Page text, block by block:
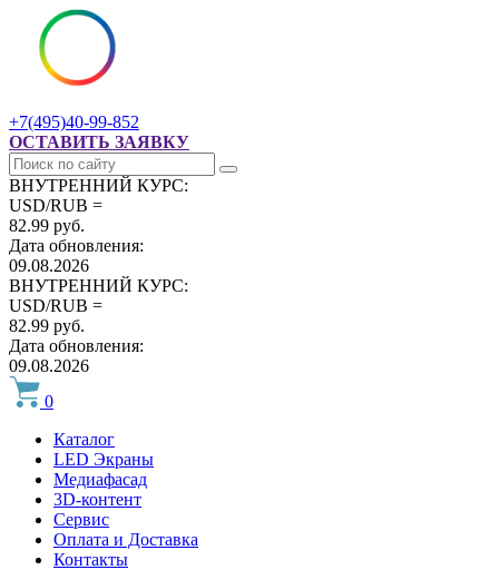
+7(495)40-99-852
ОСТАВИТЬ ЗАЯВКУ
ВНУТРЕННИЙ КУРС:
USD/RUB =
82.99 руб.
Дата обновления:
09.08.2026
ВНУТРЕННИЙ КУРС:
USD/RUB =
82.99 руб.
Дата обновления:
09.08.2026
0
Каталог
LED Экраны
Медиафасад
3D-контент
Сервис
Оплата и Доставка
Контакты